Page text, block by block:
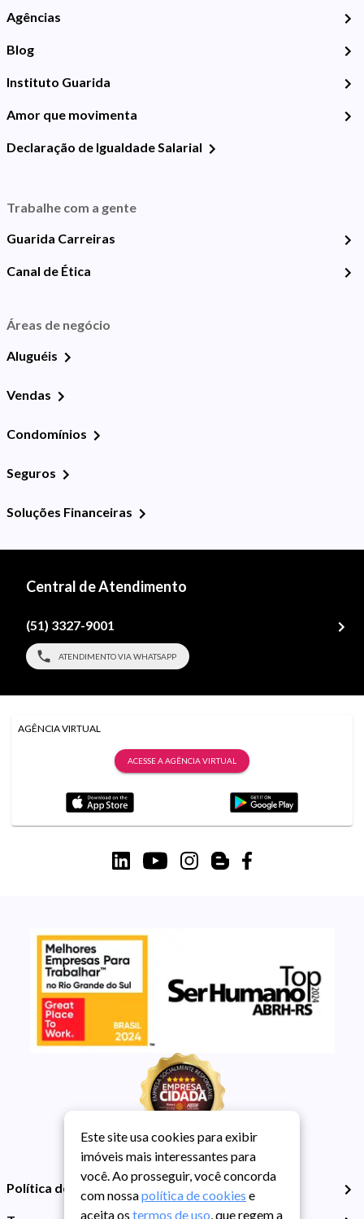
Agências
Blog
Instituto Guarida
Amor que movimenta
Declaração de Igualdade Salarial
Trabalhe com a gente
Guarida Carreiras
Canal de Ética
Áreas de negócio
Aluguéis
Vendas
Condomínios
Seguros
Soluções Financeiras
Central de Atendimento
(51) 3327-9001
ATENDIMENTO VIA WHATSAPP
AGÊNCIA VIRTUAL
ACESSE A AGÊNCIA VIRTUAL
Política de Privacidade
Este site usa cookies para exibir
imóveis mais interessantes para
você. Ao prosseguir, você concorda
com nossapolítica de cookies e
aceita os termos de uso, que regem a